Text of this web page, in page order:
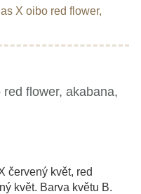
X oibo red flower,
flower, akabana,
červený květ, red
květ. Barva květu B.